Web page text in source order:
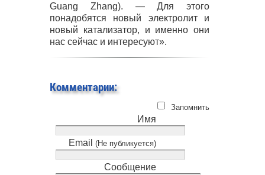
Guang Zhang). — Для этого
понадобятся новый электролит и
новый катализатор, и именно они
нас сейчас и интересуют».
Комментарии:
Запомнить
Имя
Email (Не публикуется)
Сообщение